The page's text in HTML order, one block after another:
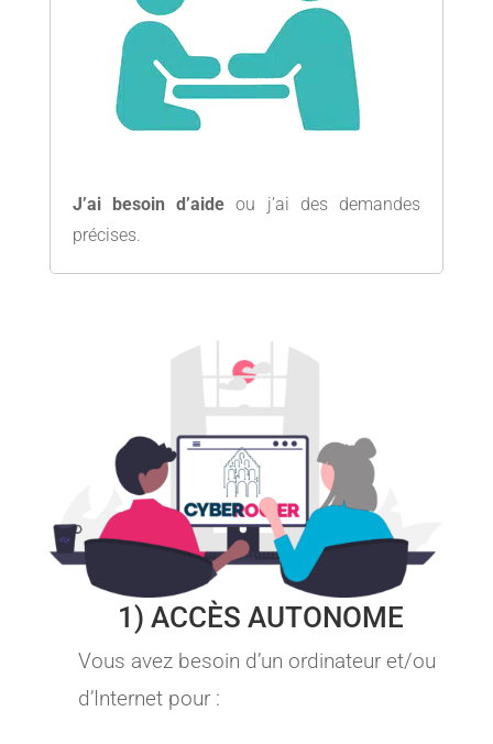
J’ai besoin d’aide ou j’ai des demandes
précises.
1) ACCÈS AUTONOME
Vous avez besoin d’un ordinateur et/ou
d’Internet pour :